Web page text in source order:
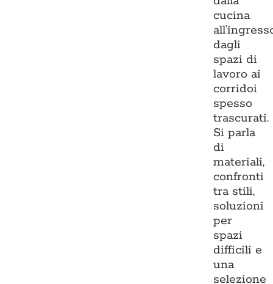
cucina
dagli
spazi di
lavoro ai
corridoi
spesso
trascurati.
Si parla
di
materiali,
confronti
tra stili,
soluzioni
per
spazi
difficili e
una
selezione